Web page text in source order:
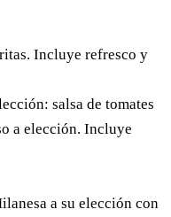
Incluye refresco y
salsa de tomates
a elección. Incluye
a su elección con